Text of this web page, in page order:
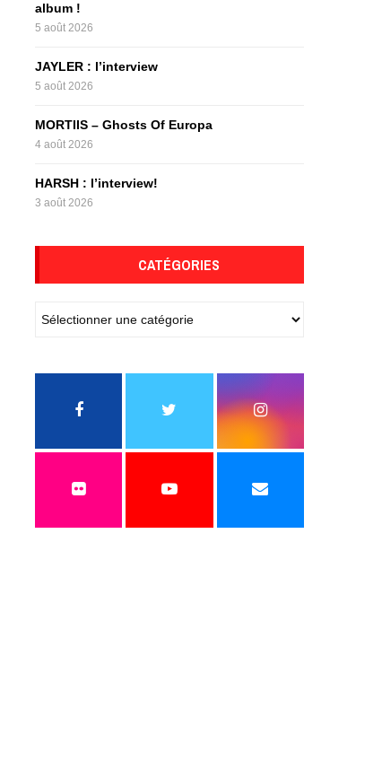
album !
5 août 2026
JAYLER : l’interview
5 août 2026
MORTIIS – Ghosts Of Europa
4 août 2026
HARSH : l’interview!
3 août 2026
CATÉGORIES